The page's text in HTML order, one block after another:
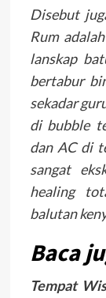
Disebut
Rum
lanskap
bertabur
sekadar
di bubble
dan AC di
sangat
healing
balutan
Baca
Tempat